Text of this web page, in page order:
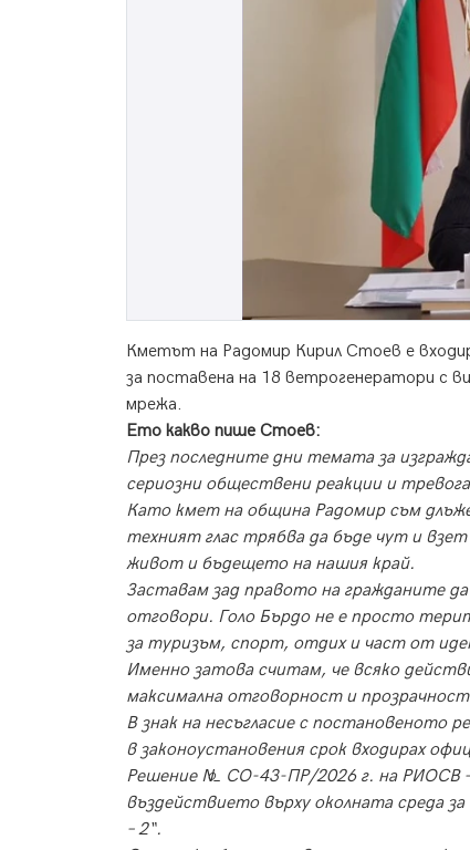
Кметът на Радомир Кирил Стоев е
за поставена на 18 ветрогенератори с
мрежа.
Ето какво пише Стоев:
През последните дни темата за
сериозни обществени реакции и
Като кмет на община Радомир съм
техният глас трябва да бъде чут и
живот и бъдещето на нашия край.
Заставам зад правото на гражданите
отговори. Голо Бърдо не е просто
за туризъм, спорт, отдих и част от
Именно затова считам, че всяко
максимална отговорност и
В знак на несъгласие с
в законоустановения срок входирах
Решение № СО-43-ПР/2026 г. на РИОСВ –
въздействието върху околната среда
– 2“.